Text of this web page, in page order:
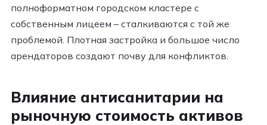
полноформатном городском кластере с
собственным лицеем – сталкиваются с той же
проблемой. Плотная застройка и большое число
арендаторов создают почву для конфликтов.
Влияние антисанитарии на
рыночную стоимость активов